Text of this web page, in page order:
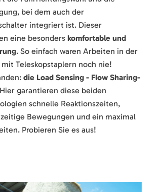
bei dem auch der
integriert ist. Dieser
eine besonders komfortable und
. So einfach waren Arbeiten in der
Teleskopstaplern noch nie!
die Load Sensing - Flow Sharing-
garantieren diese beiden
schnelle Reaktionszeiten,
Bewegungen und ein maximal
Probieren Sie es aus!